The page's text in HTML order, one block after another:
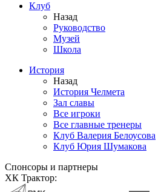
Клуб
Назад
Руководство
Музей
Школа
История
Назад
История Челмета
Зал славы
Все игроки
Все главные тренеры
Клуб Валерия Белоусова
Клуб Юрия Шумакова
Спонсоры и партнеры
ХК Трактор: